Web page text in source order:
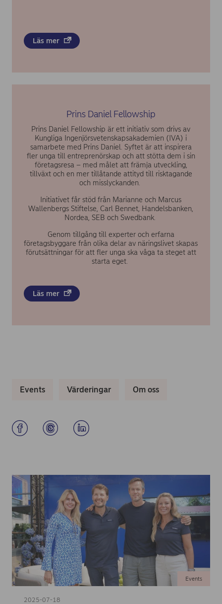
Läs mer
Prins Daniel Fellowship
Prins Daniel Fellowship är ett initiativ som drivs av
Kungliga Ingenjörsvetenskapsakademien (IVA) i
samarbete med Prins Daniel. Syftet är att inspirera
fler unga till entreprenörskap och att stötta dem i sin
företagsresa – med målet att främja utveckling,
tillväxt och en mer tillåtande attityd till risktagande
och misslyckanden.
Initiativet får stöd från Marianne och Marcus
Wallenbergs Stiftelse, Carl Bennet, Handelsbanken,
Nordea, SEB och Swedbank.
Genom tillgång till experter och erfarna
företagsbyggare från olika delar av näringslivet skapas
förutsättningar för att fler unga ska våga ta steget att
starta eget.
Läs mer
Events Värderingar Om oss
2025-07-18
Events